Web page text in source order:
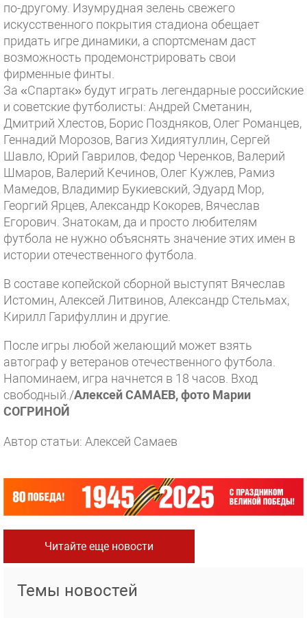
по-другому. Изумрудная зелень свежего
искусственного покрытия стадиона обещает
придать игре динамики, а спортсменам даст
возможность продемонстрировать свои
фирменные финты.
За «Спартак» будут играть легендарные российские
и советские футболисты: Андрей Сметанин,
Дмитрий Хлестов, Борис Поздняков, Олег Романцев,
Геннадий Морозов, Вагиз Хидиятуллин, Сергей
Шавло, Юрий Гаврилов, Федор Черенков, Валерий
Шмаров, Валерий Кечинов, Олег Кужлев, Рамиз
Мамедов, Владимир Букиевский, Эдуард Мор,
Георгий Ярцев, Александр Кокорев, Вячеслав
Егорович. Знатокам, да и просто любителям
футбола не нужно объяснять значение этих имен в
истории отечественного футбола.
В составе копейской сборной выступят Вячеслав
Истомин, Алексей Литвинов, Александр Стельмах,
Кирилл Гарифуллин и другие.
После игры любой желающий может взять
автограф у ветеранов отечественного футбола.
Напоминаем, игра начнется в 18 часов. Вход
свободный./Алексей САМАЕВ, фото Марии
СОГРИНОЙ
Автор статьи: Алексей Самаев
Читайте еще новости
Темы новостей